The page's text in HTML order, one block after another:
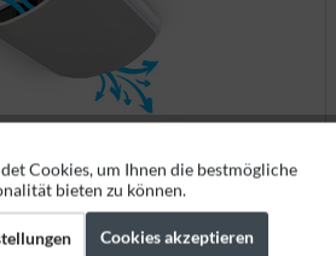
für Dachhauben /
Aktiv
Aktiv
Cookies, um Ihnen die bestmögliche
bieten zu können.
Cookies akzeptieren